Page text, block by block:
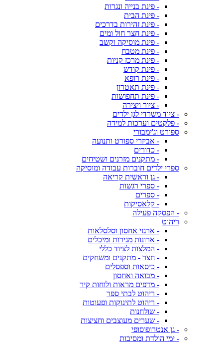
- פינת בנייה ונגרות
- פינת הבית
- פינת זהירות בדרכים
- פינת חצר חול ומים
- פינת מוסיקה וקשב
- פינת מטבח
- פינת מרכז קניות
- פינת קודש
- פינת רופא
- פינת תאטרון
- פינת תחפושות
- ציור ויצירה
- ציוד משרדי לגן ילדים
- פלקטים וערכות למידה
ספורט וג'ימבורי
- אביזרי ספורט ותנועה
- כדורים
- מתקנים מזרנים ושטיחים
ספרי ילדים חוברות עבודה ומוסיקה
- גן וראשית קריאה
- ספרי רגשות
- ספרים
- קלאסיקות
- הפסקה פעילה
ריהוט
- ארגזי אחסון וסלסלאות
- ארונות מגירות ומיכלים
- המלצות לציוד כללי
- חצר - מתקנים ומשחקים
- כיסאות וספסלים
- מבואה ואחסון
- מדפים מראות ולוחות קיר
- ריהוט לבתי ספר
- ריהוט לתינוקות ופעוטות
- שולחנות
- שערים מעוצבים וחציצות
- גן אנטרופוסופי
- ימי הולדת ומסיבות